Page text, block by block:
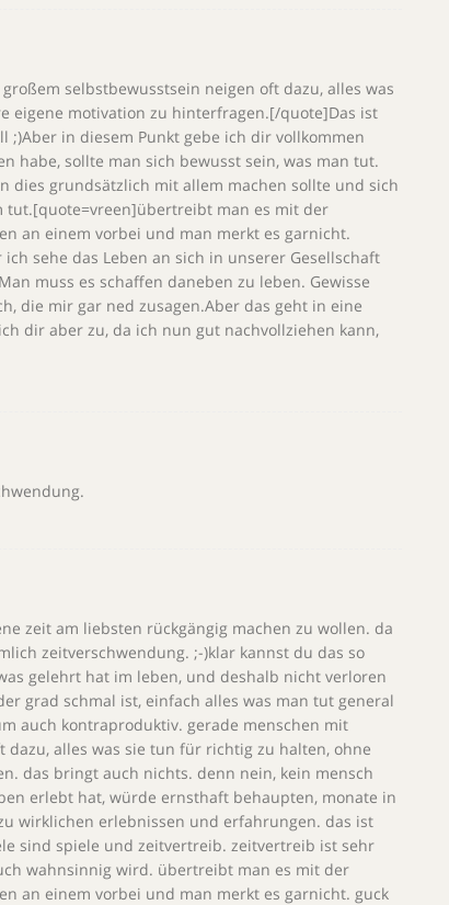
selbstbewusstsein neigen oft dazu, alles was
eigene motivation zu hinterfragen.[/quote]Das ist
;)Aber in diesem Punkt gebe ich dir vollkommen
habe, sollte man sich bewusst sein, was man tut.
dies grundsätzlich mit allem machen sollte und sich
tut.[quote=vreen]übertreibt man es mit der
an einem vorbei und man merkt es garnicht.
sehe das Leben an sich in unserer Gesellschaft
muss es schaffen daneben zu leben. Gewisse
die mir gar ned zusagen.Aber das geht in eine
dir aber zu, da ich nun gut nachvollziehen kann,
zeit am liebsten rückgängig machen zu wollen. da
zeitverschwendung. ;-)klar kannst du das so
gelehrt hat im leben, und deshalb nicht verloren
grad schmal ist, einfach alles was man tut general
auch kontraproduktiv. gerade menschen mit
alles was sie tun für richtig zu halten, ohne
das bringt auch nichts. denn nein, kein mensch
erlebt hat, würde ernsthaft behaupten, monate in
wirklichen erlebnissen und erfahrungen. das ist
sind spiele und zeitvertreib. zeitvertreib ist sehr
wahnsinnig wird. übertreibt man es mit der
an einem vorbei und man merkt es garnicht. guck